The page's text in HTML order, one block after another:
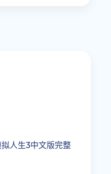
人生3中文版完整